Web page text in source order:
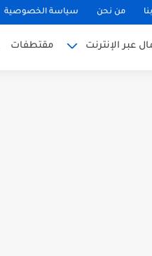
من نحن سياسة الخصوصية
عبر الإنترنت مقتطفات